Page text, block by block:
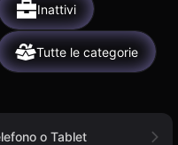
Inattivi
Tutte le categorie
o Tablet